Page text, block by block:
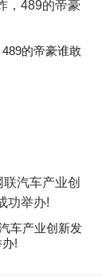
的帝豪谁敢
车产业创新发
!